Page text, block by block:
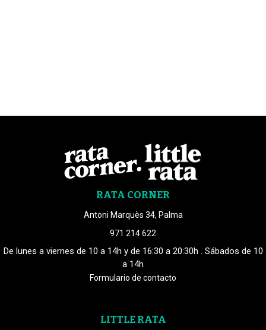
RATA CORNER
Antoni Marquès 34, Palma
971 214 622
De lunes a viernes de 10 a 14h y de 16:30 a 20:30h . Sábados de 10
a 14h
Formulario de contacto
LITTLE RATA